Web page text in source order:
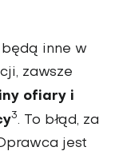
inne w
zawsze
ofiary i
3. To błąd, za
jest